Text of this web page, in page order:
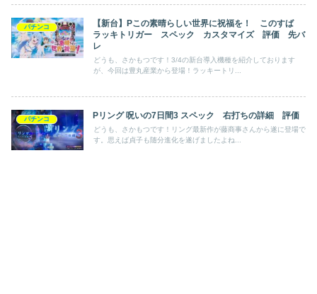
パチンコ
【新台】Pこの素晴らしい世界に祝福を！ このすば
ラッキトリガー スペック カスタマイズ 評価 先バ
レ
どうも、さかもつです！3/4の新台導入機種を紹介しております
が、今回は豊丸産業から登場！ラッキートリ...
パチンコ Pリング 呪いの7日間3 スペック 右打ちの詳細 評価
どうも、さかもつです！リング最新作が藤商事さんから遂に登場で
す。思えば貞子も随分進化を遂げましたよね...